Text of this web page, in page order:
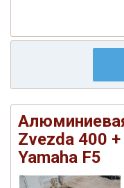
Zvezda 400
Yamaha F5